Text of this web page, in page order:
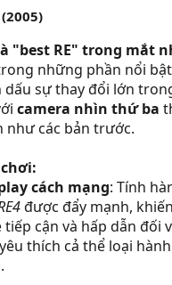
"best RE" trong mắt
những phần nổi
dấu sự thay đổi lớn
camera nhìn thứ ba
như các bản trước.
cách mạng: Tính
được đẩy mạnh,
tiếp cận và hấp dẫn đối
thích cả thể loại